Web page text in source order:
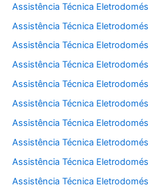
Assistência Técnica
Assistência Técnica
Assistência Técnica
Assistência Técnica
Assistência Técnica
Assistência Técnica
Assistência Técnica
Assistência Técnica
Assistência Técnica
Assistência Técnica